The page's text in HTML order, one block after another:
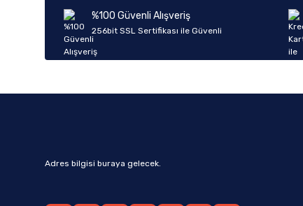
Ürün fiyatı diğer sitelerden daha pahalı.
Bu ürüne benzer farklı alternatifler olmalı.
%100 Güvenli Alışveriş
256bit SSL Sertifikası ile Güvenli
Adres bilgisi buraya gelecek.